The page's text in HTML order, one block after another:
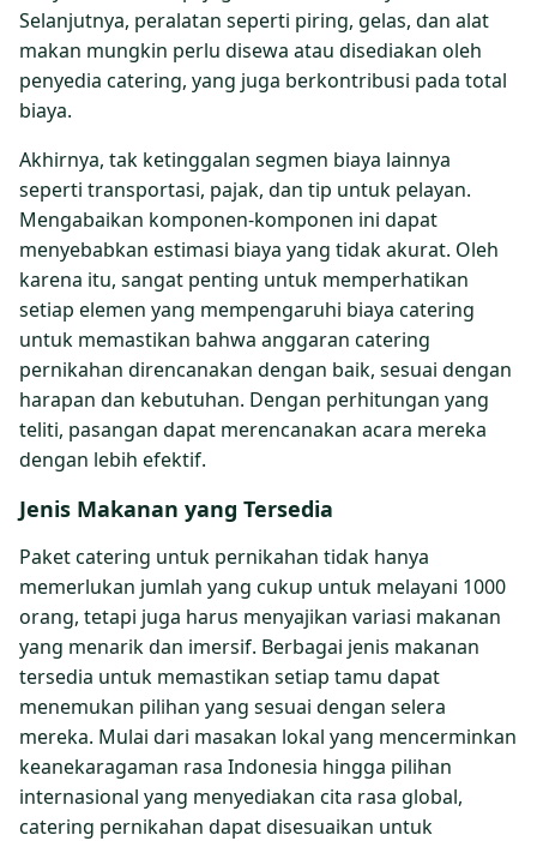
Selanjutnya, peralatan seperti piring, gelas, dan alat
makan mungkin perlu disewa atau disediakan oleh
penyedia catering, yang juga berkontribusi pada total
biaya.
Akhirnya, tak ketinggalan segmen biaya lainnya
seperti transportasi, pajak, dan tip untuk pelayan.
Mengabaikan komponen-komponen ini dapat
menyebabkan estimasi biaya yang tidak akurat. Oleh
karena itu, sangat penting untuk memperhatikan
setiap elemen yang mempengaruhi biaya catering
untuk memastikan bahwa anggaran catering
pernikahan direncanakan dengan baik, sesuai dengan
harapan dan kebutuhan. Dengan perhitungan yang
teliti, pasangan dapat merencanakan acara mereka
dengan lebih efektif.
Jenis Makanan yang Tersedia
Paket catering untuk pernikahan tidak hanya
memerlukan jumlah yang cukup untuk melayani 1000
orang, tetapi juga harus menyajikan variasi makanan
yang menarik dan imersif. Berbagai jenis makanan
tersedia untuk memastikan setiap tamu dapat
menemukan pilihan yang sesuai dengan selera
mereka. Mulai dari masakan lokal yang mencerminkan
keanekaragaman rasa Indonesia hingga pilihan
internasional yang menyediakan cita rasa global,
catering pernikahan dapat disesuaikan untuk